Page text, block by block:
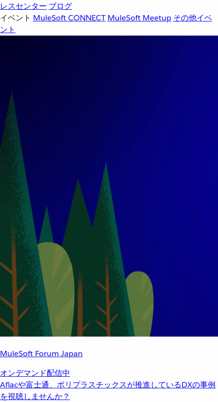
レスセンター ブログ
イベント MuleSoft CONNECT MuleSoft Meetup その他イベ
ント
MuleSoft Forum Japan
オンデマンド配信中
Aflacや富士通、ポリプラスチックスが推進しているDXの事例
を視聴しませんか？